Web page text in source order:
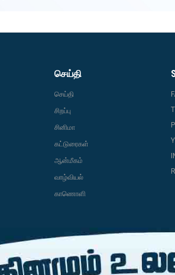
செய்தி
செய்தி
சிறப்பு
சினிமா
கட்டுரைகள்
ஆன்மீகம்
வாழ்வியல்
காணொளி